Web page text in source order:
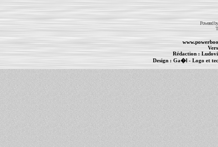
Powered
Rédaction :
Design : Ga�l- Logo et